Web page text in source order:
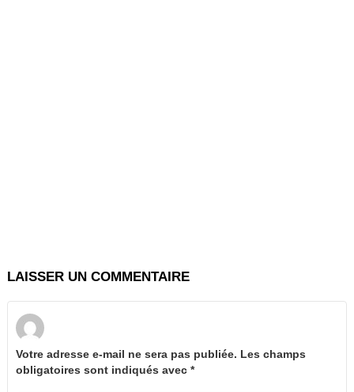
LAISSER UN COMMENTAIRE
Votre adresse e-mail ne sera pas publiée. Les champs
obligatoires sont indiqués avec *